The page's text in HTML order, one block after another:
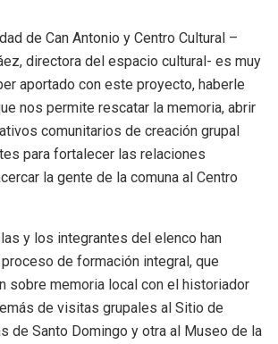
de Can Antonio y Centro Cultural –
directora del espacio cultural- es muy
aportado con este proyecto, haberle
nos permite rescatar la memoria, abrir
comunitarios de creación grupal
para fortalecer las relaciones
la gente de la comuna al Centro
y los integrantes del elenco han
de formación integral, que
sobre memoria local con el historiador
de visitas grupales al Sitio de
de Santo Domingo y otra al Museo de la